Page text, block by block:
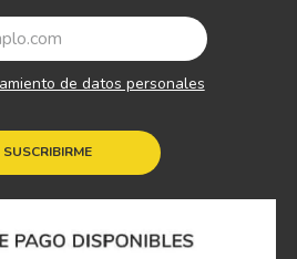
SUSCRIBIRME
de datos personales